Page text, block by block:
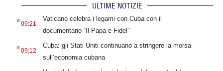
ULTIME NOTIZIE
.09:21
Vaticano celebra i legami con Cuba con il
documentario “Il Papa e Fidel”
.09:12
Cuba: gli Stati Uniti continuano a stringere la morsa
sull’economia cubana